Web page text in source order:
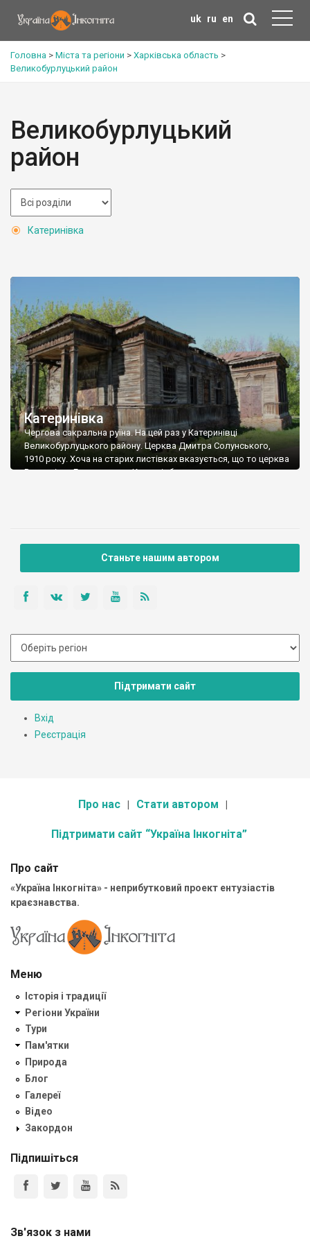
uk ru en
Головна > Міста та регіони > Харківська область >
Великобурлуцький район
Великобурлуцький
район
Катеринівка
Катеринівка
Чергова сакральна руїна. На цей раз у Катеринівці
Великобурлуцького району. Церква Дмитра Солунського,
1910 року. Хоча на старих листівках вказується, що то церква
Вознесіння Господнього. Коли відбулось переосвячення, чи
Станьте нашим автором
Підтримати сайт
Вхід
Реєстрація
Про нас Стати автором
Підтримати сайт “Україна Інкогніта”
Про сайт
«Україна Інкогніта» - неприбутковий проект ентузіастів
краєзнавства.
Меню
Історія і традиції
Регіони України
Тури
Пам'ятки
Природа
Блог
Галереї
Відео
Закордон
Підпишіться
Зв'язок з нами